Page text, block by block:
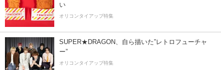
い
オリコンタイアップ特集
SUPER★DRAGON、自ら描いた”レトロフューチャ
ー”
オリコンタイアップ特集